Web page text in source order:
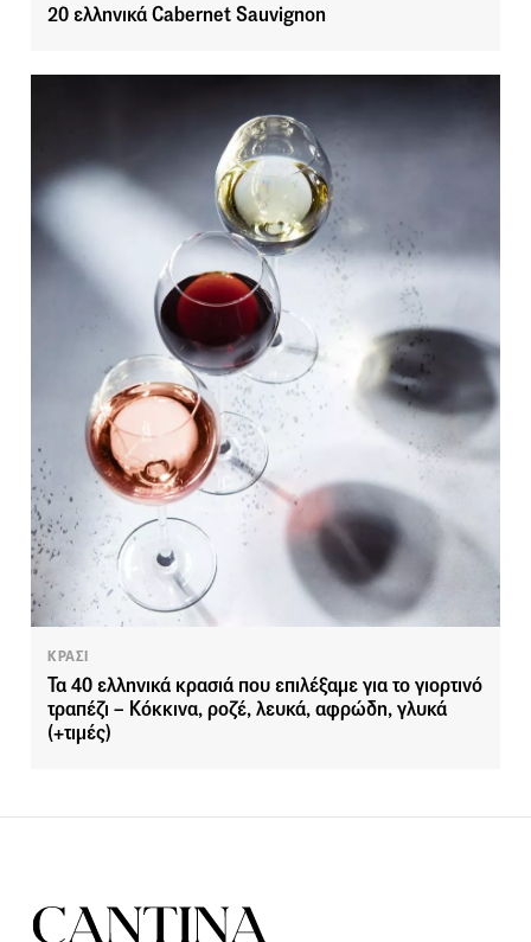
20 ελληνικά Cabernet Sauvignon
ΚΡΑΣΙ
Τα 40 ελληνικά κρασιά που επιλέξαμε για το γιορτινό
τραπέζι – Κόκκινα, ροζέ, λευκά, αφρώδη, γλυκά
(+τιμές)